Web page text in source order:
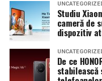
In acest context,
echilibru intre aspect si
opteaza pentru
care pot fi folosite si in
indiferent de vreme sau
Studiu
cameră de
dispozitiv
De ce